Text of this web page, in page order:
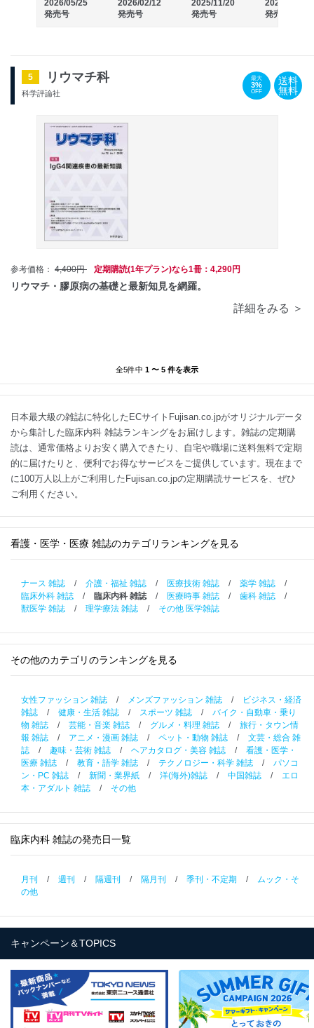
2026/05/25
発売号
2026/02/12
発売号
2025/11/20
発売号
2025/09/25
発売号
5 リウマチ科
科学評論社
最大
3%
OFF
送料
無料
参考価格： 4,400円 定期購読(1年プラン)なら1冊：4,290円
リウマチ・膠原病の基礎と最新知見を網羅。
詳細をみる ＞
全5件中 1 〜 5 件を表示
日本最大級の雑誌に特化したECサイトFujisan.co.jpがオリジナルデータ
から集計した臨床内科 雑誌ランキングをお届けします。雑誌の定期購
読は、通常価格よりお安く購入できたり、自宅や職場に送料無料で定期
的に届けたりと、便利でお得なサービスをご提供しています。現在まで
に100万人以上がご利用したFujisan.co.jpの定期購読サービスを、ぜひ
ご利用ください。
看護・医学・医療 雑誌のカテゴリランキングを見る
ナース 雑誌 / 介護・福祉 雑誌 / 医療技術 雑誌 / 薬学 雑誌
/
臨床外科 雑誌
/ 臨床内科 雑誌 / 医療時事 雑誌 / 歯科 雑誌
/
獣医学 雑誌
/ 理学療法 雑誌 / その他 医学雑誌
その他のカテゴリのランキングを見る
女性ファッション 雑誌 / メンズファッション 雑誌 /
ビジネス・経済
雑誌
/ 健康・生活 雑誌 / スポーツ 雑誌 /
バイク・自動車・乗り
物 雑誌
/ 芸能・音楽 雑誌 / グルメ・料理 雑誌 /
旅行・タウン情
報 雑誌
/ アニメ・漫画 雑誌 / ペット・動物 雑誌 /
文芸・総合 雑
誌
/ 趣味・芸術 雑誌 / ヘアカタログ・美容 雑誌 /
看護・医学・
医療 雑誌
/ 教育・語学 雑誌 / テクノロジー・科学 雑誌 /
パソコ
ン・PC 雑誌
/ 新聞・業界紙 / 洋(海外)雑誌 / 中国雑誌 /
エロ
本・アダルト 雑誌
/ その他
臨床内科 雑誌の発売日一覧
月刊 / 週刊 / 隔週刊 / 隔月刊 / 季刊・不定期 /
ムック・そ
の他
キャンペーン＆TOPICS